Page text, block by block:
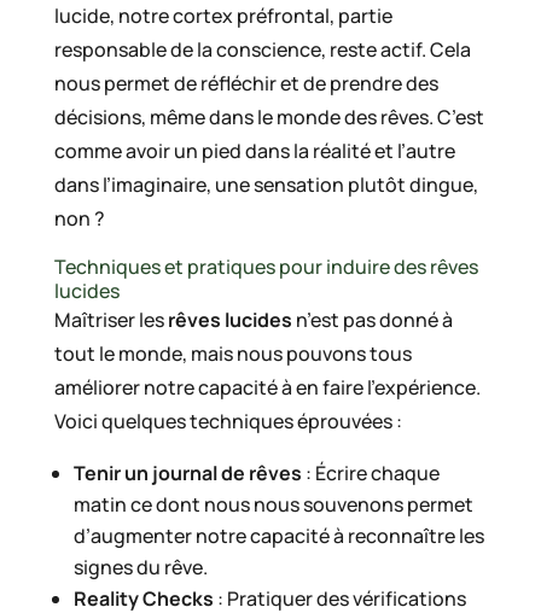
lucide, notre cortex préfrontal, partie
responsable de la conscience, reste actif. Cela
nous permet de réfléchir et de prendre des
décisions, même dans le monde des rêves. C’est
comme avoir un pied dans la réalité et l’autre
dans l’imaginaire, une sensation plutôt dingue,
non ?
Techniques et pratiques pour induire des rêves
lucides
Maîtriser lesrêves lucides n’est pas donné à
tout le monde, mais nous pouvons tous
améliorer notre capacité à en faire l’expérience.
Voici quelques techniques éprouvées :
Tenir un journal de rêves : Écrire chaque
matin ce dont nous nous souvenons permet
d’augmenter notre capacité à reconnaître les
signes du rêve.
Reality Checks : Pratiquer des vérifications